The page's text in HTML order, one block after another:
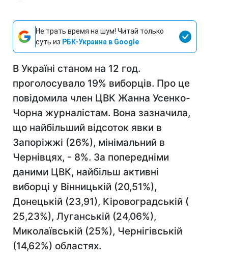
Не трать время на шум! Читай только
суть из РБК-Украина в Google
В Україні станом на 12 год.
проголосувало 19% виборців. Про це
повідомила член ЦВК Жанна Усенко-
Чорна журналістам. Вона зазначила,
що найбільший відсоток явки в
Запоріжжі (26%), мінімальний в
Чернівцях, - 8%. За попередніми
даними ЦВК, найбільш активні
виборці у Вінницькій (20,51%),
Донецькій (23,91), Кіровоградській (
25,23%), Луганській (24,06%),
Миколаївській (25%), Чернігівській
(14,62%) областях.